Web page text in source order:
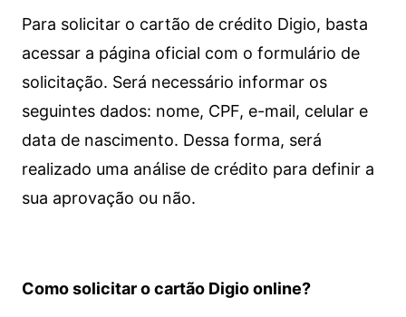
Para solicitar o cartão de crédito Digio, basta
acessar a página oficial com o formulário de
solicitação. Será necessário informar os
seguintes dados: nome, CPF, e-mail, celular e
data de nascimento. Dessa forma, será
realizado uma análise de crédito para definir a
sua aprovação ou não.
Como solicitar o cartão Digio online?